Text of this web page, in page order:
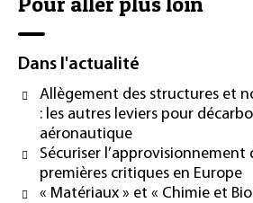
Dans l'actualité
Allègement des structures et
: les autres leviers pour
aéronautique
Sécuriser l’approvisionnement
premières critiques en Europe
« Matériaux » et « Chimie et